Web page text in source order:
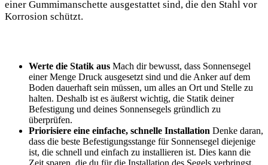
einer Gummimanschette ausgestattet sind, die den Stahl vor
Korrosion schützt.
Werte die Statik aus Mach dir bewusst, dass Sonnensegel
einer Menge Druck ausgesetzt sind und die Anker auf dem
Boden dauerhaft sein müssen, um alles an Ort und Stelle zu
halten. Deshalb ist es äußerst wichtig, die Statik deiner
Befestigung und deines Sonnensegels gründlich zu
überprüfen.
Priorisiere eine einfache, schnelle Installation Denke daran,
dass die beste Befestigungsstange für Sonnensegel diejenige
ist, die schnell und einfach zu installieren ist. Dies kann die